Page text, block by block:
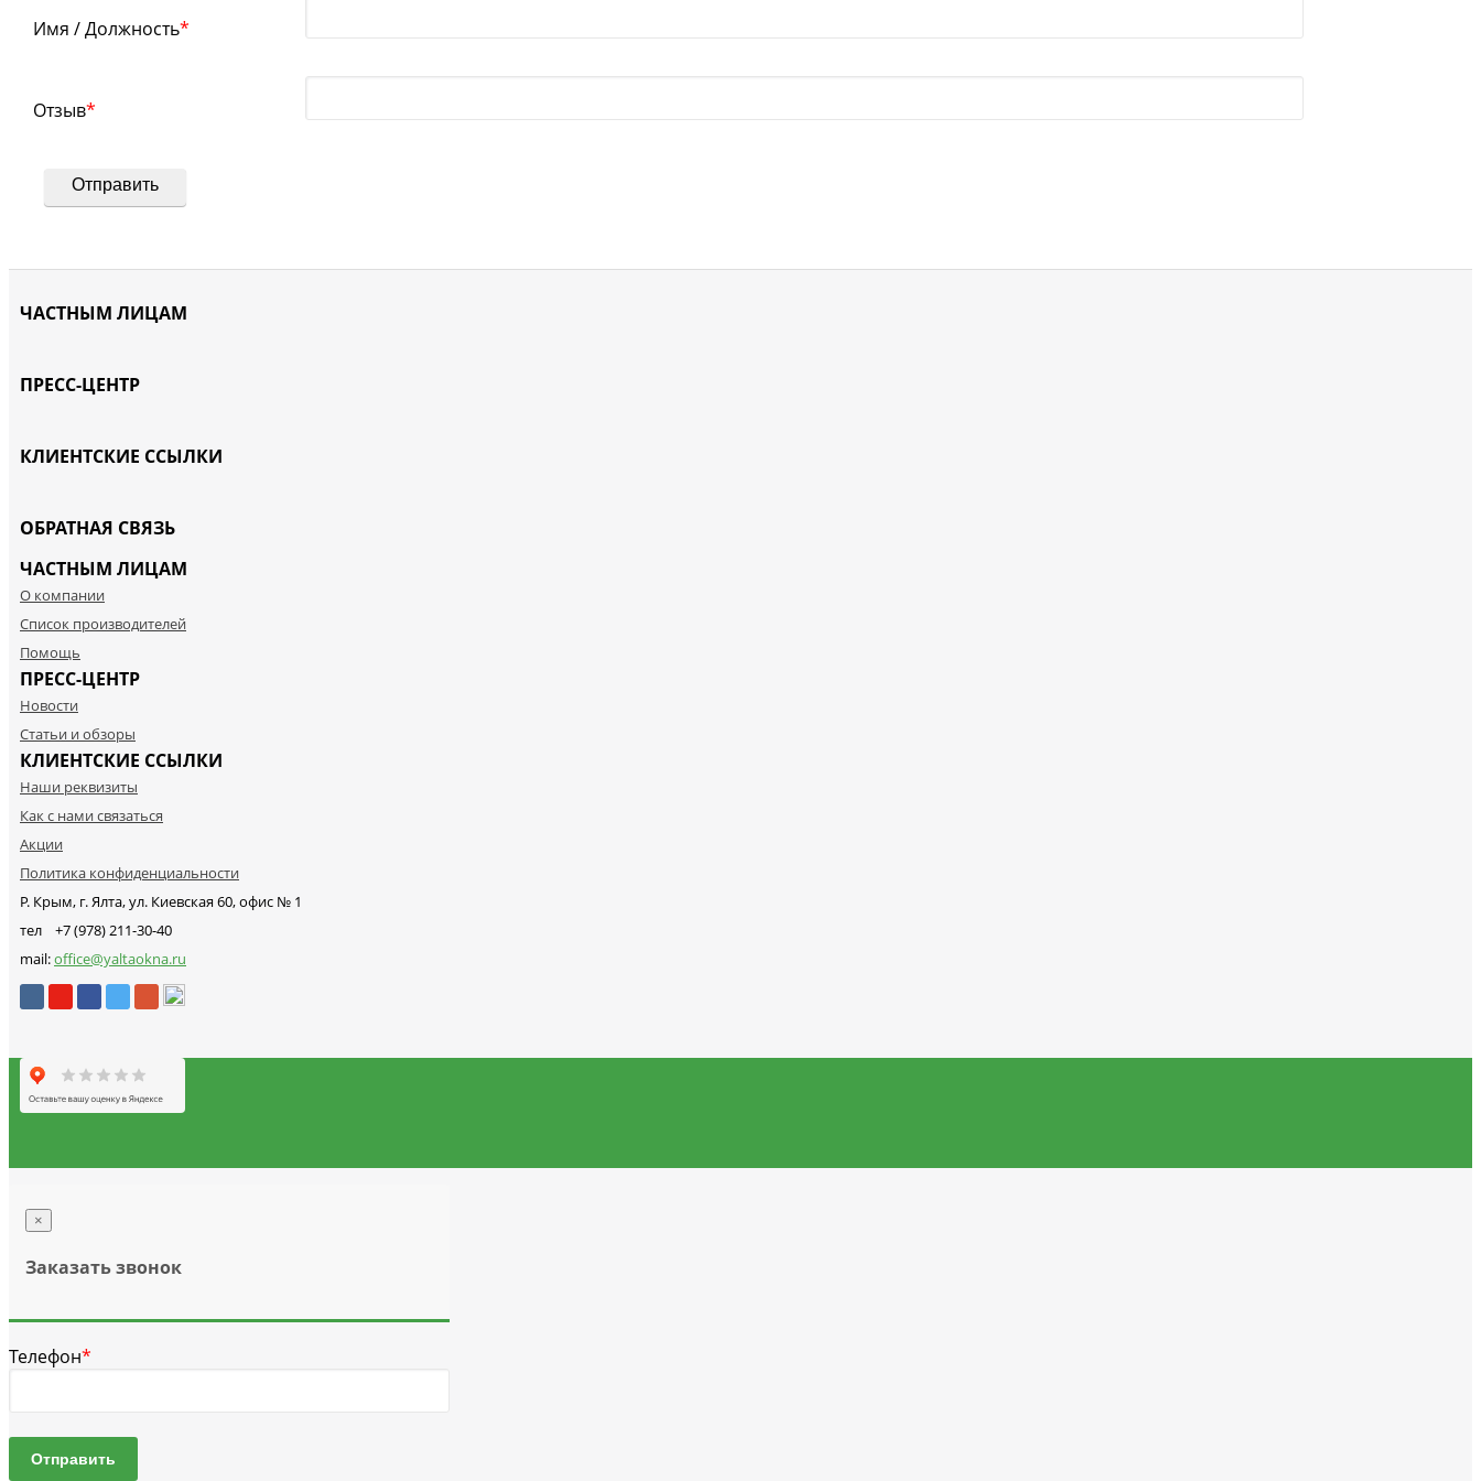
Имя / Должность*
Отзыв*
ЧАСТНЫМ ЛИЦАМ
ПРЕСС-ЦЕНТР
КЛИЕНТСКИЕ ССЫЛКИ
ОБРАТНАЯ СВЯЗЬ
ЧАСТНЫМ ЛИЦАМ
О компании
Список производителей
Помощь
ПРЕСС-ЦЕНТР
Новости
Статьи и обзоры
КЛИЕНТСКИЕ ССЫЛКИ
Наши реквизиты
Как с нами связаться
Акции
Политика конфиденциальности
Р. Крым, г. Ялта, ул. Киевская 60, офис № 1
тел +7 (978) 211-30-40
mail:office@yaltaokna.ru
×
Заказать звонок
Телефон*
Отправить